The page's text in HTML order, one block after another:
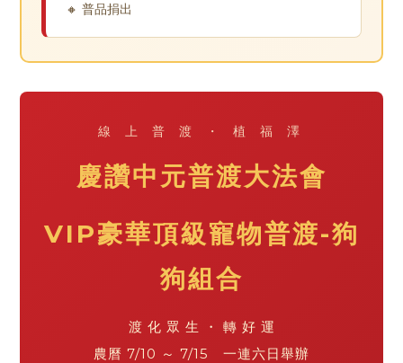
🔸 普品捐出
線 上 普 渡 ・ 植 福 澤
慶讚中元普渡大法會
VIP豪華頂級寵物普渡-狗
狗組合
渡 化 眾 生 ・ 轉 好 運
農曆 7/10 ～ 7/15 一連六日舉辦